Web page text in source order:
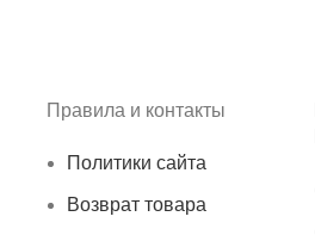
Правила и контакты
Политики сайта
Возврат товара